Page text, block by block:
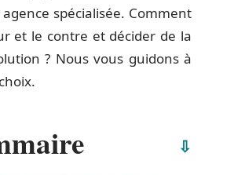
spécialisée. Comment
et le contre et décider de la
? Nous vous guidons à